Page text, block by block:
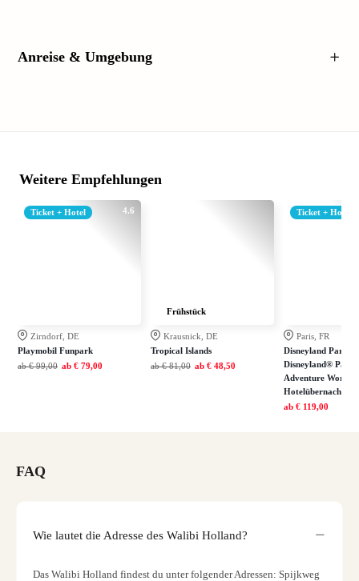
Anreise & Umgebung
Weitere Empfehlungen
4.6
Ticket + Hotel
Zirndorf, DE
Playmobil Funpark
ab € 99,00 ab € 79,00
Frühstück
Krausnick, DE
Tropical Islands
ab € 81,00 ab € 48,50
Ticket + Hotel
Paris, FR
Disneyland Paris:
Disneyland® Park
Adventure World
Hotelübernachtung
ab € 119,00
FAQ
Wie lautet die Adresse des Walibi Holland?
Das Walibi Holland findest du unter folgender Adressen: Spijkweg